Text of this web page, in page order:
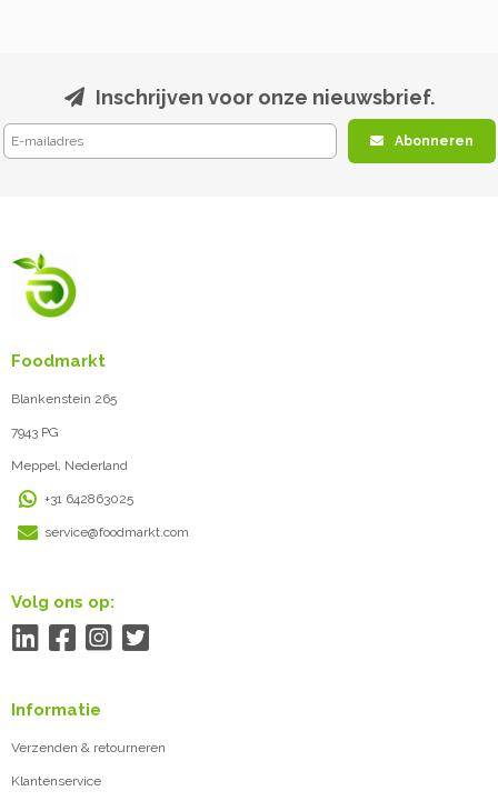
Inschrijven voor onze nieuwsbrief.
Abonneren
Foodmarkt
Blankenstein 265
7943 PG
Meppel, Nederland
+31 642863025
service@foodmarkt.com
Volg ons op:
Informatie
Verzenden & retourneren
Klantenservice